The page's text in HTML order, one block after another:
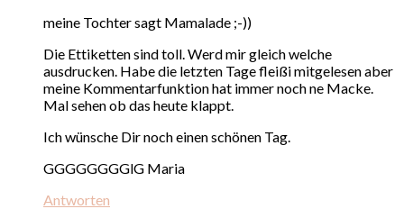
meine Tochter sagt Mamalade ;-))
Die Ettiketten sind toll. Werd mir gleich welche
ausdrucken. Habe die letzten Tage fleißi mitgelesen aber
meine Kommentarfunktion hat immer noch ne Macke.
Mal sehen ob das heute klappt.
Ich wünsche Dir noch einen schönen Tag.
GGGGGGGGlG Maria
Antworten